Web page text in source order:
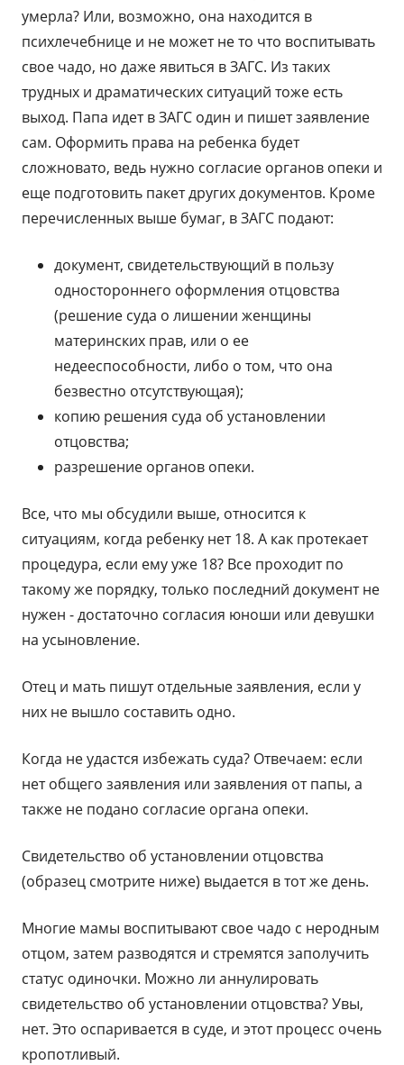
умерла? Или, возможно, она находится в
психлечебнице и не может не то что воспитывать
свое чадо, но даже явиться в ЗАГС. Из таких
трудных и драматических ситуаций тоже есть
выход. Папа идет в ЗАГС один и пишет заявление
сам. Оформить права на ребенка будет
сложновато, ведь нужно согласие органов опеки и
еще подготовить пакет других документов. Кроме
перечисленных выше бумаг, в ЗАГС подают:
документ, свидетельствующий в пользу
одностороннего оформления отцовства
(решение суда о лишении женщины
материнских прав, или о ее
недееспособности, либо о том, что она
безвестно отсутствующая);
копию решения суда об установлении
отцовства;
разрешение органов опеки.
Все, что мы обсудили выше, относится к
ситуациям, когда ребенку нет 18. А как протекает
процедура, если ему уже 18? Все проходит по
такому же порядку, только последний документ не
нужен - достаточно согласия юноши или девушки
на усыновление.
Отец и мать пишут отдельные заявления, если у
них не вышло составить одно.
Когда не удастся избежать суда? Отвечаем: если
нет общего заявления или заявления от папы, а
также не подано согласие органа опеки.
Свидетельство об установлении отцовства
(образец смотрите ниже) выдается в тот же день.
Многие мамы воспитывают свое чадо с неродным
отцом, затем разводятся и стремятся заполучить
статус одиночки. Можно ли аннулировать
свидетельство об установлении отцовства? Увы,
нет. Это оспаривается в суде, и этот процесс очень
кропотливый.